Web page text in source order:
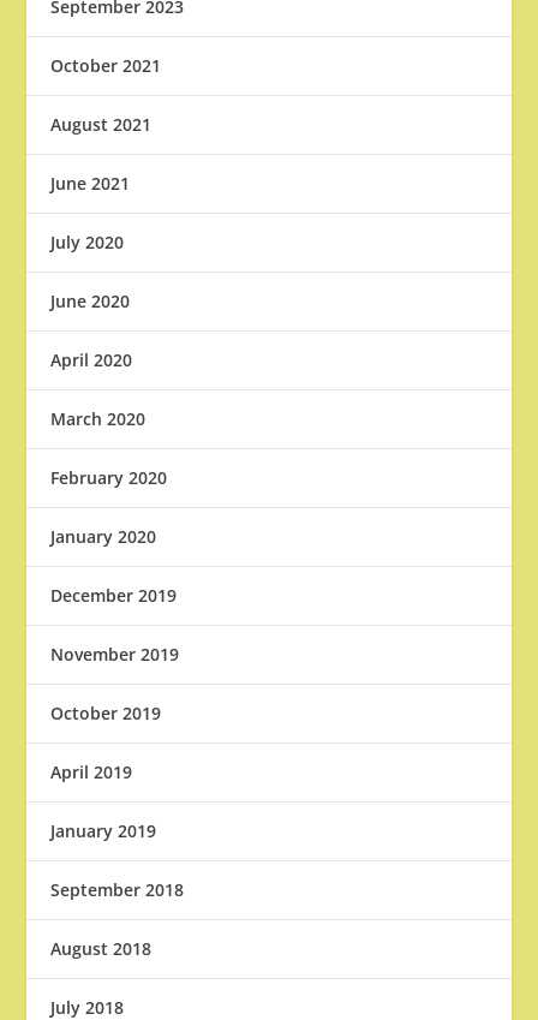
September 2023
October 2021
August 2021
June 2021
July 2020
June 2020
April 2020
March 2020
February 2020
January 2020
December 2019
November 2019
October 2019
April 2019
January 2019
September 2018
August 2018
July 2018